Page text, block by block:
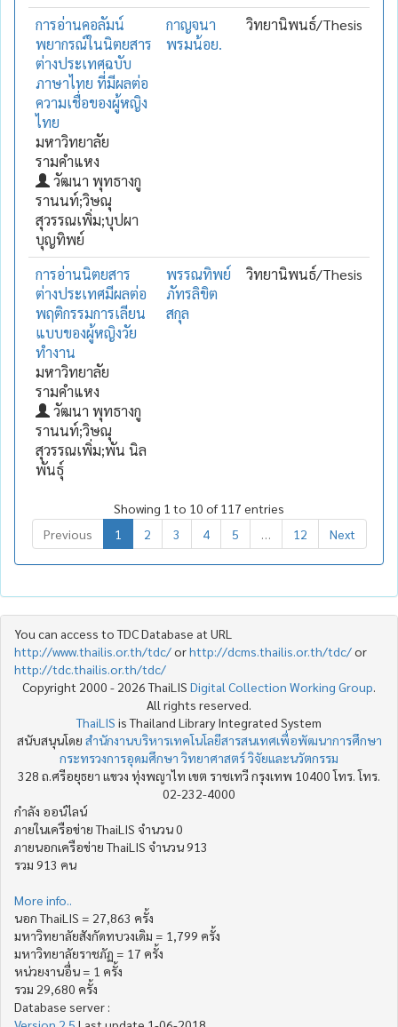
การอ่านคอลัมน์
พยากรณ์ในนิตยสาร
ต่างประเทศฉบับ
ภาษาไทย ที่มีผลต่อ
ความเชื่อของผู้หญิง
ไทย
มหาวิทยาลัย
รามคำแหง
วัฒนา พุทธางกู
รานนท์;วิษณุ
สุวรรณเพิ่ม;บุปผา
บุญทิพย์
กาญจนา
พรมน้อย.
วิทยานิพนธ์/Thesis
การอ่านนิตยสาร
ต่างประเทศมีผลต่อ
พฤติกรรมการเลียน
แบบของผู้หญิงวัย
ทำงาน
มหาวิทยาลัย
รามคำแหง
วัฒนา พุทธางกู
รานนท์;วิษณุ
สุวรรณเพิ่ม;พัน นิล
พันธุ์
พรรณทิพย์
ภัทรลิขิต
สกุล
วิทยานิพนธ์/Thesis
Showing 1 to 10 of 117 entries
Previous
1 2 3 4 5 12 Next
You can access to TDC Database at URL
http://www.thailis.or.th/tdc/orhttp://dcms.thailis.or.th/tdc/or
http://tdc.thailis.or.th/tdc/
Copyright 2000 - 2026 ThaiLIS Digital Collection Working Group
All rights reserved.
ThaiLIS is Thailand Library Integrated System
สนับสนุนโดย สำนักงานบริหารเทคโนโลยีสารสนเทศเพื่อพัฒนาการศึกษา
กระทรวงการอุดมศึกษา วิทยาศาสตร์ วิจัยและนวัตกรรม
328 ถ.ศรีอยุธยา แขวง ทุ่งพญาไท เขต ราชเทวี กรุงเทพ 10400 โทร. โทร.
02-232-4000
กำลัง ออน์ไลน์
ภายในเครือข่าย ThaiLIS จำนวน 0
ภายนอกเครือข่าย ThaiLIS จำนวน 913
รวม 913 คน
More info..
นอก ThaiLIS = 27,863 ครั้ง
มหาวิทยาลัยสังกัดทบวงเดิม = 1,799 ครั้ง
มหาวิทยาลัยราชภัฏ = 17 ครั้ง
หน่วยงานอื่น = 1 ครั้ง
รวม 29,680 ครั้ง
Database server :